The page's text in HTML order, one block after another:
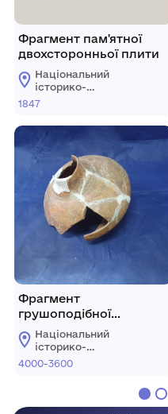
Фрагмент пам'ятної
двохсторонньої плити
Національний
історико-
архітектурний
"Кам'янець"
1847
Фрагмент
грушоподібної
посудини
Національний
історико-
архітектурний
4000-3600